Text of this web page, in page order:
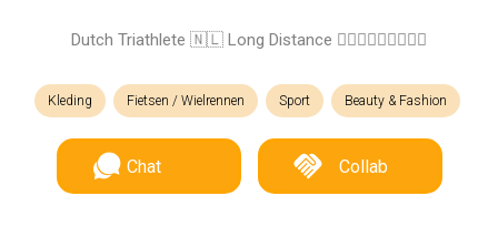
Dutch Triathlete 🇳🇱 Long Distance 🏊🏻‍♂️🚴🏻‍♂️🏃🏻‍♂️
Kleding Fietsen / Wielrennen Sport Beauty & Fashion
Chat Collab